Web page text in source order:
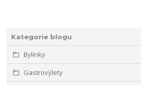
Kategorie blogu
Bylinky
Gastrovýlety